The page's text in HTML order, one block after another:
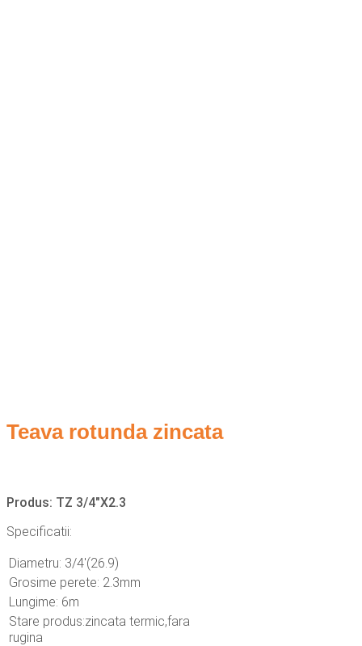
Teava rotunda zincata
Produs: TZ 3/4"X2.3
Specificatii:
Diametru: 3/4′(26.9)
Grosime perete: 2.3mm
Lungime: 6m
Stare produs:zincata termic,fara
rugina